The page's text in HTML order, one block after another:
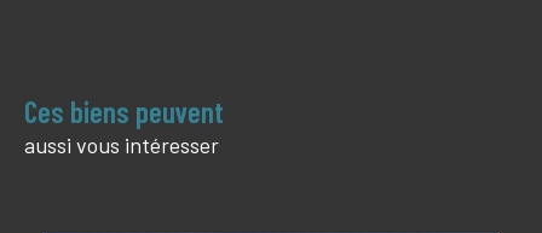
Ces biens peuvent
aussi vous intéresser